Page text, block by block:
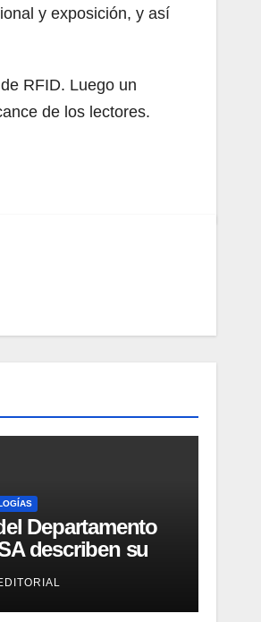
y exposición, y así
RFID. Luego un
de los lectores.
Departamento
describen su
SOA